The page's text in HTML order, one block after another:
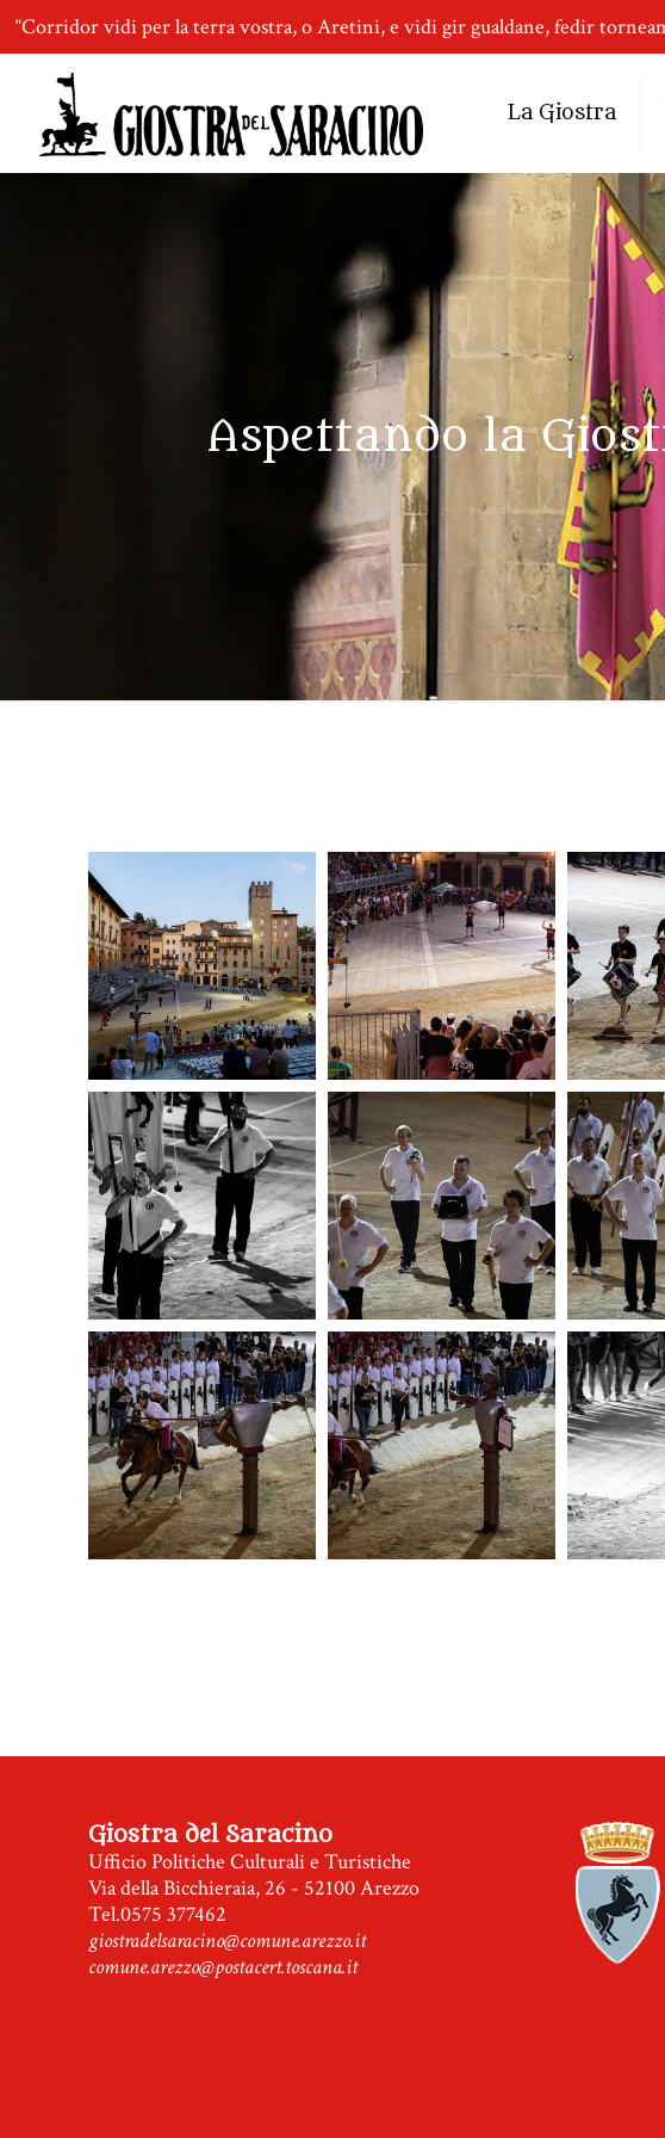
“Corridor vidi per la terra vostra, o Aretini, e vidi gir gualdane, fedir
La Giostra
Aspettando la
Giostra del Saracino
Ufficio Politiche Culturali e Turistiche
Via della Bicchieraia, 26 - 52100 Arezzo
Tel.0575 377462
giostradelsaracino@comune.arezzo.it
comune.arezzo@postacert.toscana.it